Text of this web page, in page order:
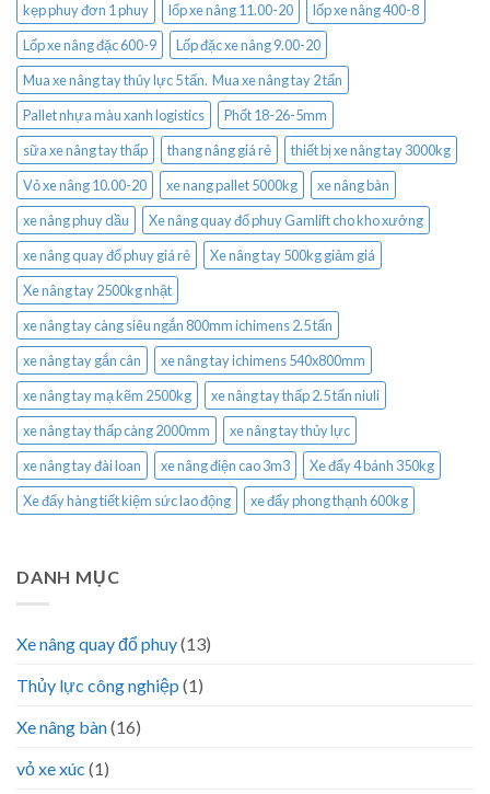
kẹp phuy đơn 1 phuy
lốp xe nâng 11.00-20
lốp xe nâng 400-8
Lốp xe nâng đặc 600-9
Lốp đặc xe nâng 9.00-20
Mua xe nâng tay thủy lực 5 tấn. Mua xe nâng tay 2 tấn
Pallet nhựa màu xanh logistics
Phốt 18-26-5mm
sữa xe nâng tay thấp
thang nâng giá rẻ
thiết bị xe nâng tay 3000kg
Vỏ xe nâng 10.00-20
xe nang pallet 5000kg
xe nâng bàn
xe nâng phuy dầu
Xe nâng quay đổ phuy Gamlift cho kho xưởng
xe nâng quay đổ phuy giá rẻ
Xe nâng tay 500kg giảm giá
Xe nâng tay 2500kg nhật
xe nâng tay càng siêu ngắn 800mm ichimens 2.5 tấn
xe nâng tay gắn cân
xe nâng tay ichimens 540x800mm
xe nâng tay mạ kẽm 2500kg
xe nâng tay thấp 2.5 tấn niuli
xe nâng tay thấp càng 2000mm
xe nâng tay thủy lực
xe nâng tay đài loan
xe nâng điện cao 3m3
Xe đẩy 4 bánh 350kg
Xe đẩy hàng tiết kiệm sức lao động
xe đẩy phong thạnh 600kg
DANH MỤC
Xe nâng quay đổ phuy(13)
Thủy lực công nghiệp (1)
Xe nâng bàn(16)
vỏ xe xúc (1)